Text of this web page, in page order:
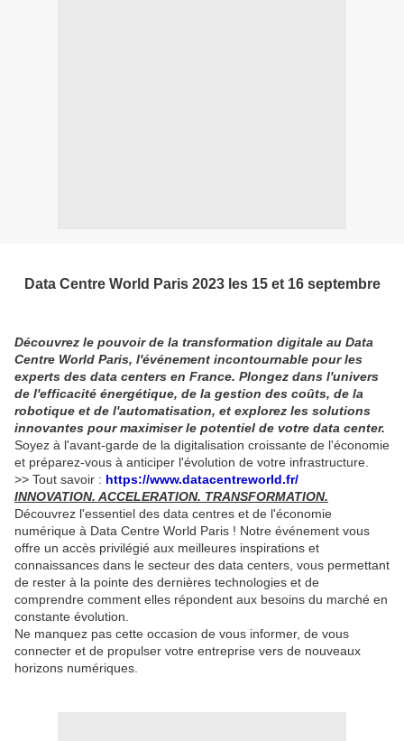
Data Centre World Paris 2023 les 15 et 16 septembre
Découvrez le pouvoir de la transformation digitale au Data
Centre World Paris, l'événement incontournable pour les
experts des data centers en France. Plongez dans l'univers
de l'efficacité énergétique, de la gestion des coûts, de la
robotique et de l'automatisation, et explorez les solutions
innovantes pour maximiser le potentiel de votre data center.
Soyez à l'avant-garde de la digitalisation croissante de l'économie
et préparez-vous à anticiper l'évolution de votre infrastructure.
>> Tout savoir : https://www.datacentreworld.fr/
INNOVATION. ACCELERATION. TRANSFORMATION.
Découvrez l'essentiel des data centres et de l'économie
numérique à Data Centre World Paris ! Notre événement vous
offre un accès privilégié aux meilleures inspirations et
connaissances dans le secteur des data centers, vous permettant
de rester à la pointe des dernières technologies et de
comprendre comment elles répondent aux besoins du marché en
constante évolution.
Ne manquez pas cette occasion de vous informer, de vous
connecter et de propulser votre entreprise vers de nouveaux
horizons numériques.